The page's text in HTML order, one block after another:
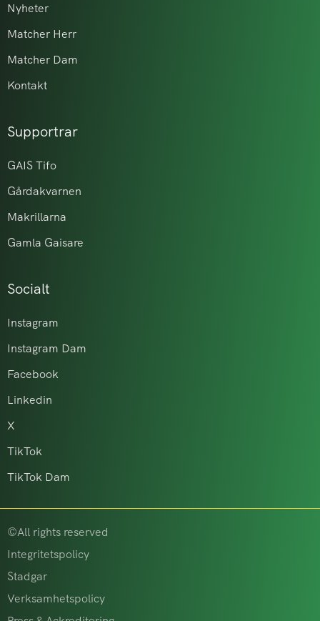
Nyheter
Matcher Herr
Matcher Dam
Kontakt
Supportrar
GAIS Tifo
Gårdakvarnen
Makrillarna
Gamla Gaisare
Socialt
Instagram
Instagram Dam
Facebook
Linkedin
X
TikTok
TikTok Dam
©All rights reserved
Integritetspolicy
Stadgar
Verksamhetspolicy